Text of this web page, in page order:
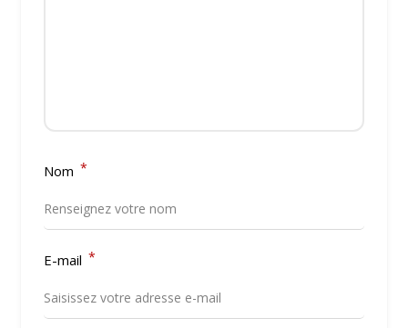
Nom *
E-mail *